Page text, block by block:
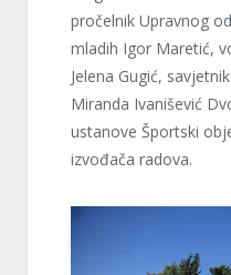
pročelnik Upravnog
mladih Igor Maretić,
Jelena Gugić,
Miranda Ivanišević
ustanove Športski
izvođača radova.